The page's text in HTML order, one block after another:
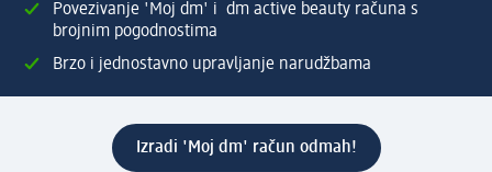
Povezivanje 'Moj dm' i dm active beauty računa s
brojnim pogodnostima
Brzo i jednostavno upravljanje narudžbama
Izradi 'Moj dm' račun odmah!